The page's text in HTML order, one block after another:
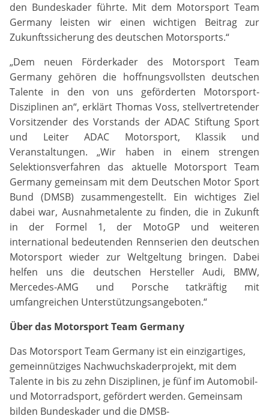
den Bundeskader führte. Mit dem Motorsport Team
Germany leisten wir einen wichtigen Beitrag zur
Zukunftssicherung des deutschen Motorsports.“
„Dem neuen Förderkader des Motorsport Team
Germany gehören die hoffnungsvollsten deutschen
Talente in den von uns geförderten Motorsport-
Disziplinen an“, erklärt Thomas Voss, stellvertretender
Vorsitzender des Vorstands der ADAC Stiftung Sport
und Leiter ADAC Motorsport, Klassik und
Veranstaltungen. „Wir haben in einem strengen
Selektionsverfahren das aktuelle Motorsport Team
Germany gemeinsam mit dem Deutschen Motor Sport
Bund (DMSB) zusammengestellt. Ein wichtiges Ziel
dabei war, Ausnahmetalente zu finden, die in Zukunft
in der Formel 1, der MotoGP und weiteren
international bedeutenden Rennserien den deutschen
Motorsport wieder zur Weltgeltung bringen. Dabei
helfen uns die deutschen Hersteller Audi, BMW,
Mercedes-AMG und Porsche tatkräftig mit
umfangreichen Unterstützungsangeboten.“
Über das Motorsport Team Germany
Das Motorsport Team Germany ist ein einzigartiges,
gemeinnütziges Nachwuchskaderprojekt, mit dem
Talente in bis zu zehn Disziplinen, je fünf im Automobil-
und Motorradsport, gefördert werden. Gemeinsam
bilden Bundeskader und die DMSB-
Google Maps
Google LLC
Zweck:
Cookies, die ggf. zur Einbettung und Bereitstellung
von interaktiven Karten auf unserer Website gesetzt
werden.
Marketing
Marketing-Cookies werden von Drittanbietern verwendet,
um personalisierte Werbung anzuzeigen. Dazu verfolgen
sie die Aktivitäten der Besucher über verschiedene
Websites hinweg.
Google Ads
_gcl_aw, _gcl_gs, _gclid, _gcl_au, FPGCLAW, FPAU
Anbieter:
Zweck:
Wir nutzen Marketing-Cookies, um den Erfolg unserer
Online-Werbemaßnahmen auf anderen Seiten zu
messen und damit eine optimale Verteilung unseres
Werbebudgets zu gewährleisten.